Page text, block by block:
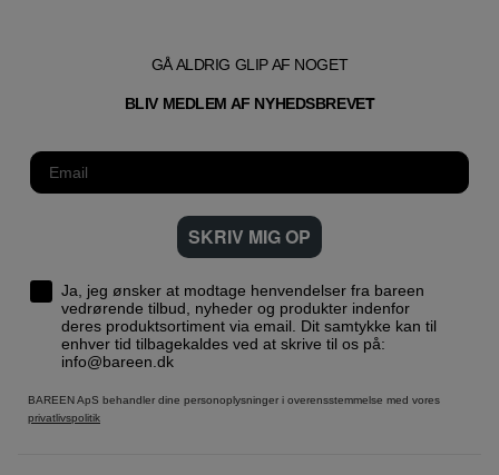
GÅ ALDRIG GLIP AF NOGET
BLIV MEDLEM AF NYHEDSBREVET
SKRIV MIG OP
Ja, jeg ønsker at modtage henvendelser fra bareen
vedrørende tilbud, nyheder og produkter indenfor
deres produktsortiment via email. Dit samtykke kan til
enhver tid tilbagekaldes ved at skrive til os på:
info@bareen.dk
BAREEN ApS behandler dine personoplysninger i overensstemmelse med vores
privatlivspolitik